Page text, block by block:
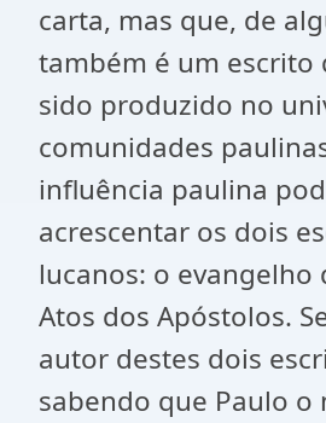
carta, mas que, de
também é um escrito
sido produzido no
comunidades
influência paulina
acrescentar os dois
lucanos: o evangelho
Atos dos Apóstolos.
autor destes dois
sabendo que Paulo o